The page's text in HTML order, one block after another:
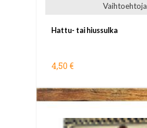
Vaihtoehtoja
Hattu- tai hiussulka
4,50 €